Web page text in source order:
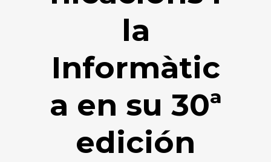
la
Informàtic
a en su 30ª
edición